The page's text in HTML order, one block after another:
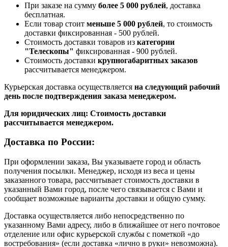
При заказе на сумму более 5 000 рублей, доставка
бесплатная.
Если товар стоит меньше 5 000 рублей, то стоимость
доставки фиксированная - 500 рублей.
Стоимость доставки товаров из категории
"Телескопы" фиксированная - 900 рублей.
Стоимость доставки крупногабаритных заказов
рассчитывается менеджером.
Курьерская доставка осуществляется на следующий рабочий
день после подтверждения заказа менеджером.
Для юридических лиц: Стоимость доставки
рассчитывается менеджером.
Доставка по России:
При оформлении заказа, Вы указываете город и область
получения посылки. Менеджер, исходя из веса и цены
заказанного товара, рассчитывает стоимость доставки в
указанный Вами город, после чего связывается с Вами и
сообщает возможные варианты доставки и общую сумму.
Доставка осуществляется либо непосредственно по
указанному Вами адресу, либо в ближайшее от него почтовое
отделение или офис курьерской службы с пометкой «до
востребования» (если доставка «лично в руки» невозможна).